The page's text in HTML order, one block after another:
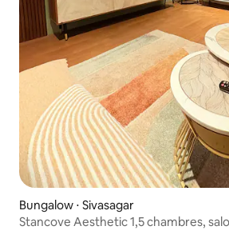
Bungalow ⋅ Sivasagar
Stancove Aesthetic 1,5 chambres, salon, cuisine | Pas